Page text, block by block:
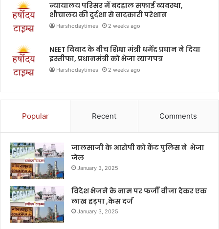
न्यायालय परिसर में बदहाल सफाई व्यवस्था,
शौचालय की दुर्दशा से वादकारी परेशान
Harshodaytimes 2 weeks ago
NEET विवाद के बीच शिक्षा मंत्री धर्मेंद्र प्रधान ने दिया
इस्तीफा, प्रधानमंत्री को भेजा त्यागपत्र
Harshodaytimes 2 weeks ago
Popular Recent Comments
जालसाजी के आरोपी को कैंट पुलिस ने भेजा
जेल
January 3, 2025
विदेश भेजने के नाम पर फर्जी वीजा देकर एक
लाख हड़पा ,केस दर्ज
January 3, 2025